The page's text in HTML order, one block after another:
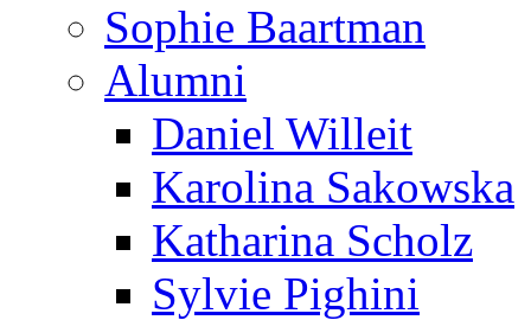
Sophie Baartman
Alumni
Daniel Willeit
Karolina Sakowska
Katharina Scholz
Sylvie Pighini